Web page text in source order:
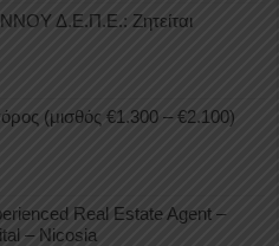
Δ.Ε.Π.Ε.: Ζητείται
(μισθός €1.300 – €2.100)
Real Estate Agent –
– Nicosia